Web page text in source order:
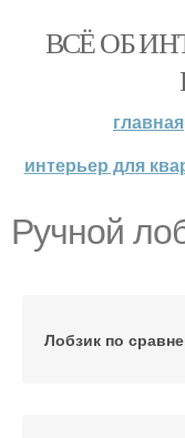
ВСЁ ОБ
главная
интерьер для
Ручной
Лобзик по